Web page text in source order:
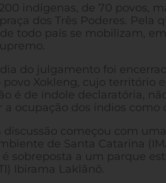
indígenas, de 70 povos,
dos Três Poderes. Pela
todo país se mobilizam,
do julgamento foi
povo Xokleng, cujo território
é de índole declaratória,
a ocupação dos índios como
discussão começou com
de Santa Catarina
sobreposta a um parque
Ibirama Laklãnõ.